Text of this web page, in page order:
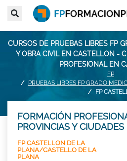
CURSOS DE PRUEBAS LIBRES FP
Y OBRA CIVIL EN CASTELLON -
PROFESIONAL EN
FP
PRUEBAS LIBRES FP GRADO
FP
FORMACIÓN
PROVINCIAS Y CIUDADES
FP CASTELLON DE LA
PLANA/CASTELLO DE LA
PLANA